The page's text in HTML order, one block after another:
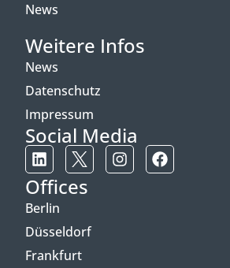
News
Weitere Infos
News
Datenschutz
Impressum
Social Media
Offices
Berlin
Düsseldorf
Frankfurt